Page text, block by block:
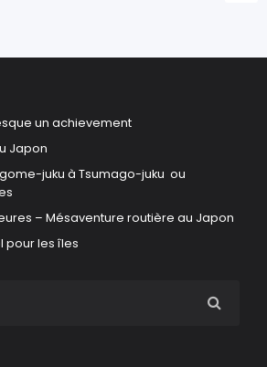
un achievement
Japon
juku à Tsumago-juku ou
– Mésaventure routière au Japon
pour les îles